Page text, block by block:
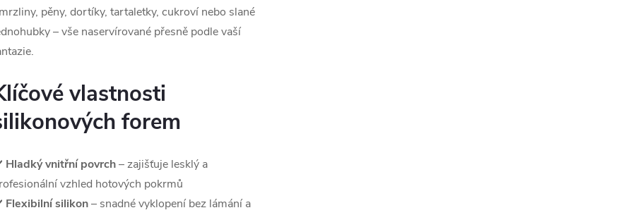
pěny, dortíky, tartaletky, cukroví nebo slané
– vše naservírované přesně podle vaší
vlastnosti
forem
Hladký vnitřní povrch– zajišťuje lesklý a
vzhled hotových pokrmů
Flexibilní silikon– snadné vyklopení bez lámání a